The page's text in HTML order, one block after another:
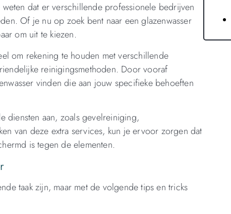
dat er verschillende professionele bedrijven
Of je nu op zoek bent naar een glazenwasser
om uit te kiezen.
om rekening te houden met verschillende
reinigingsmethoden. Door vooraf
vinden die aan jouw specifieke behoeften
diensten aan, zoals gevelreiniging,
van deze extra services, kun je ervoor zorgen dat
is tegen de elementen.
taak zijn, maar met de volgende tips en tricks